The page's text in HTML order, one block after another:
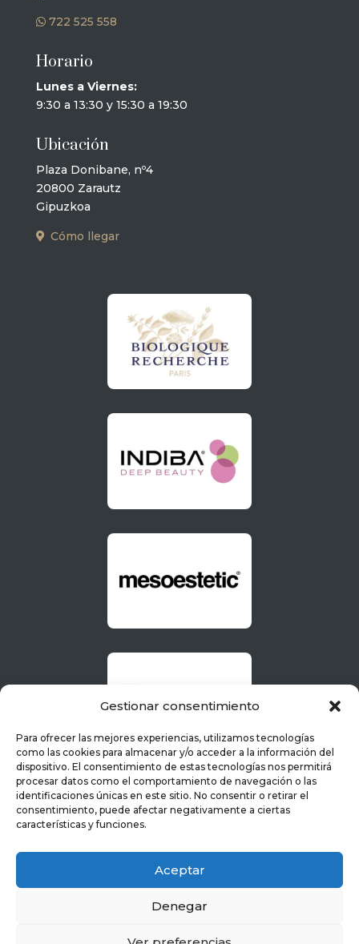
Gestionar consentimiento
Para ofrecer las mejores experiencias, utilizamos tecnologías
como las cookies para almacenar y/o acceder a la información del
dispositivo. El consentimiento de estas tecnologías nos permitirá
procesar datos como el comportamiento de navegación o las
identificaciones únicas en este sitio. No consentir o retirar el
consentimiento, puede afectar negativamente a ciertas
características y funciones.
Aceptar
Denegar
722 525 558
Horario
Lunes a Viernes:
9:30 a 13:30 y 15:30 a 19:30
Ubicación
Plaza Donibane, nº4
20800 Zarautz
Gipuzkoa
Cómo llegar